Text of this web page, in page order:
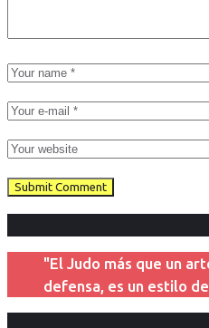
"El Judo más que un
defensa, es un estilo